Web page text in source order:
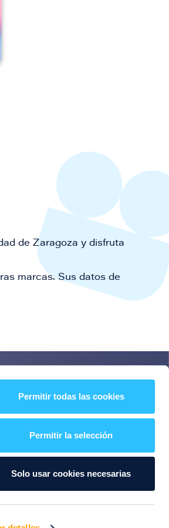
Permitir todas las cookies
Permitir la selección
Solo usar cookies necesarias
de Zaragoza y disfruta
marcas. Sus datos de